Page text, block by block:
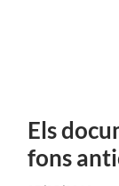
Els
fons